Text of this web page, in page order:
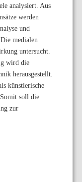
analysiert. Aus
werden
und
medialen
untersucht.
wird die
herausgestellt.
künstlerische
soll die
zur